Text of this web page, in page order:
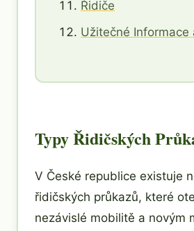
Řidiče
Užitečné Informace
Typy Řidičských
V České republice existuje
řidičských průkazů, které
nezávislé mobilitě a novým